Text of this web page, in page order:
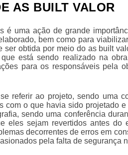
AS BUILT VALOR
é uma ação de grande
bem como para
ser obtida por meio do as built
está sendo realizado na
para os responsáveis pela
referir ao projeto, sendo uma
com o que havia sido projetado
sendo uma conferência
eles sejam revertidos antes
decorrentes de erros em
pela falta de segurança